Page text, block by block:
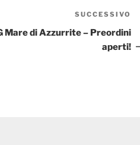
SUCCESSIVO
Mare di Azzurrite – Preordini
aperti!